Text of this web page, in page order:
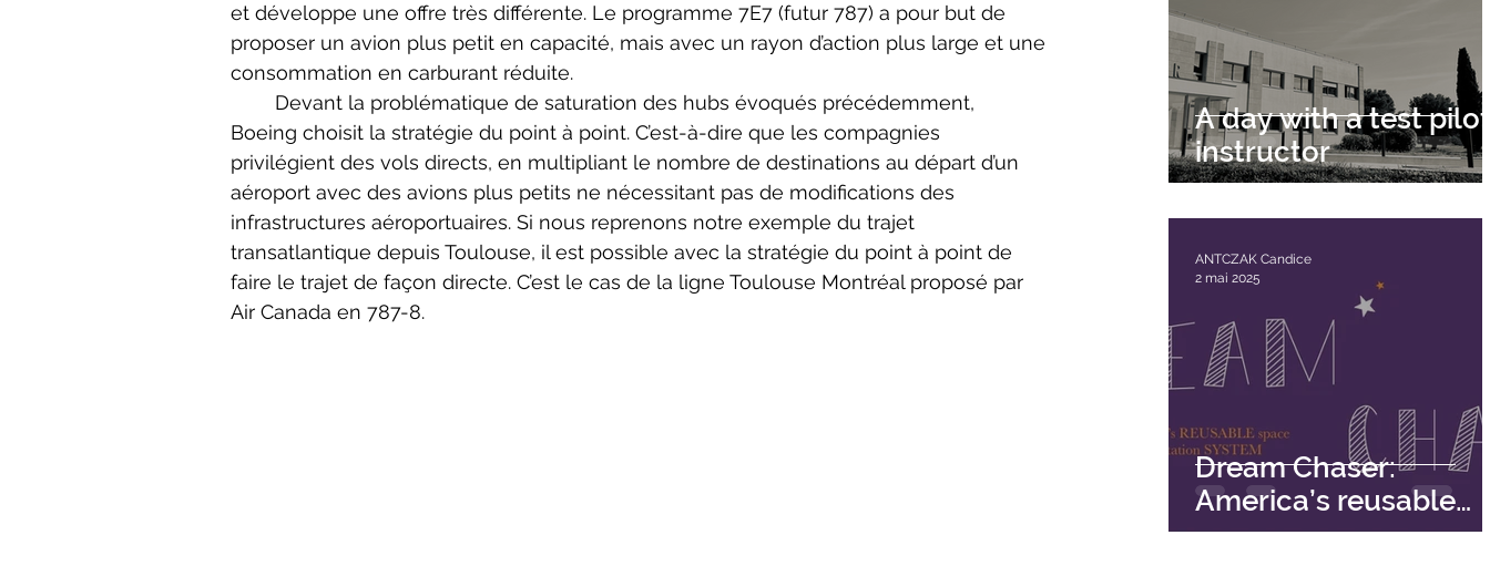
et développe une offre très différente. Le programme 7E7 (futur 787) a pour but de
proposer un avion plus petit en capacité, mais avec un rayon d’action plus large et une
consommation en carburant réduite.
Boeing choisit la stratégie du point à point. C’est-à-dire que les compagnies
privilégient des vols directs, en multipliant le nombre de destinations au départ d’un
aéroport avec des avions plus petits ne nécessitant pas de modifications des
infrastructures aéroportuaires. Si nous reprenons notre exemple du trajet
transatlantique depuis Toulouse, il est possible avec la stratégie du point à point de
faire le trajet de façon directe. C’est le cas de la ligne Toulouse Montréal proposé par
Air Canada en 787-8.
A day with a test pilot
instructor
Dream Chaser:
America’s reusable
space transportation
ANTCZAK Candice
2 mai 2025